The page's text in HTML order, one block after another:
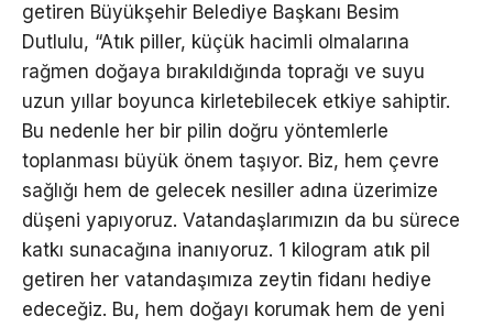
getiren Büyükşehir Belediye Başkanı Besim
Dutlulu, “Atık piller, küçük hacimli olmalarına
rağmen doğaya bırakıldığında toprağı ve suyu
uzun yıllar boyunca kirletebilecek etkiye sahiptir.
Bu nedenle her bir pilin doğru yöntemlerle
toplanması büyük önem taşıyor. Biz, hem çevre
sağlığı hem de gelecek nesiller adına üzerimize
düşeni yapıyoruz. Vatandaşlarımızın da bu sürece
katkı sunacağına inanıyoruz. 1 kilogram atık pil
getiren her vatandaşımıza zeytin fidanı hediye
edeceğiz. Bu, hem doğayı korumak hem de yeni